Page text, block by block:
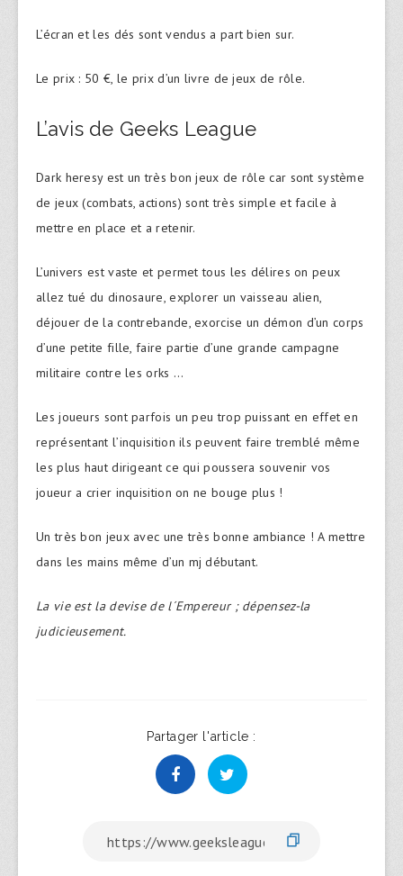
L’écran et les dés sont vendus a part bien sur.
Le prix : 50 €, le prix d’un livre de jeux de rôle.
L’avis de Geeks League
Dark heresy est un très bon jeux de rôle car sont système
de jeux (combats, actions) sont très simple et facile à
mettre en place et a retenir.
L’univers est vaste et permet tous les délires on peux
allez tué du dinosaure, explorer un vaisseau alien,
déjouer de la contrebande, exorcise un démon d’un corps
d’une petite fille, faire partie d’une grande campagne
militaire contre les orks …
Les joueurs sont parfois un peu trop puissant en effet en
représentant l’inquisition ils peuvent faire tremblé même
les plus haut dirigeant ce qui poussera souvenir vos
joueur a crier inquisition on ne bouge plus !
Un très bon jeux avec une très bonne ambiance ! A mettre
dans les mains même d’un mj débutant.
La vie est la devise de l´Empereur ; dépensez-la
judicieusement.
Partager l'article :